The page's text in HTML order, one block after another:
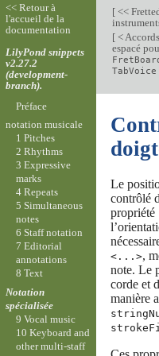
[<<
[<
espacé
TabVoice
Le
contrôlé
propriété
<...>,
note. Le
corde et
manière
<< Retour à
l'accueil de la
documentation
LilyPond snippets
v2.27.2
(development-
branch).
Préface
notation musicale
1 Pitches
2 Rhythms
3 Expressive
marks
4 Repeats
5 Simultaneous
notes
6 Staff notation
7 Editorial
annotations
8 Text
Notation
spécialisée
9 Vocal music
10 Keyboard and
other multi-staff